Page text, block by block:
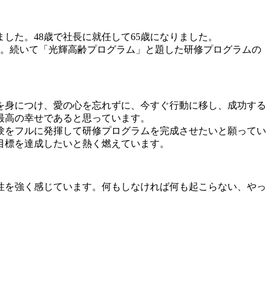
た。48歳で社長に就任して65歳になりました。
続いて「光輝高齢プログラム」と題した研修プログラムの
につけ、愛の心を忘れずに、今すぐ行動に移し、成功する
の幸せであると思っています。
フルに発揮して研修プログラムを完成させたいと願ってい
を達成したいと熱く燃えています。
強く感じています。何もしなければ何も起こらない、やっ